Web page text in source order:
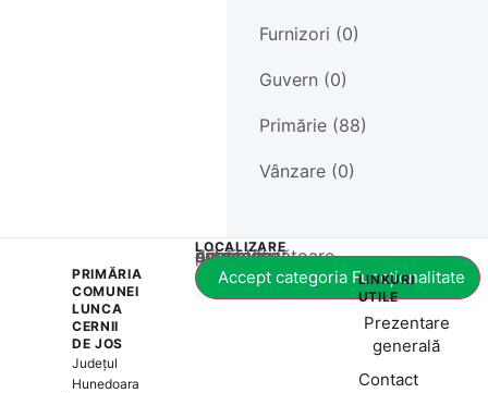
Furnizori (0)
Guvern (0)
Primărie (88)
Vânzare (0)
PRIMĂRIA
COMUNEI
LUNCA
CERNII
DE JOS
Județul
Hunedoara
LOCALIZARE
Acest conținut este blocat până când acceptați categoria corespunzătoare de cookie-uri.
Accept categoria Funcționalitate
LINKURI
UTILE
Prezentare
generală
Contact